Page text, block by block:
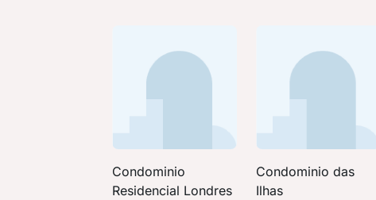
Condominio
Residencial Londres
Condominio das
Ilhas